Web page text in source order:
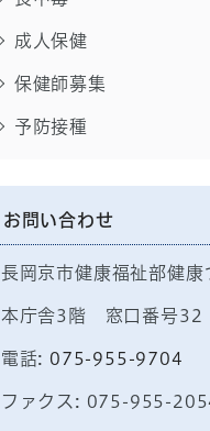
成人保健
保健師募集
予防接種
お問い合わせ
長岡京市健康福祉部健
本庁舎3階 窓口番号32
電話: 075-955-9704
ファクス: 075-955-